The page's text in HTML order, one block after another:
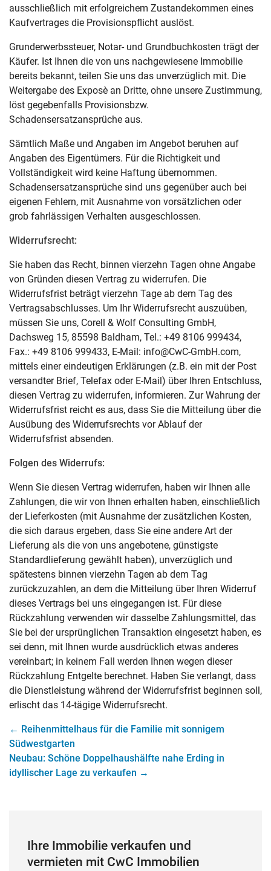
ausschließlich mit erfolgreichem Zustandekommen eines
Kaufvertrages die Provisionspflicht auslöst.
Grunderwerbssteuer, Notar- und Grundbuchkosten trägt der
Käufer. Ist Ihnen die von uns nachgewiesene Immobilie
bereits bekannt, teilen Sie uns das unverzüglich mit. Die
Weitergabe des Exposè an Dritte, ohne unsere Zustimmung,
löst gegebenfalls Provisionsbzw.
Schadensersatzansprüche aus.
Sämtlich Maße und Angaben im Angebot beruhen auf
Angaben des Eigentümers. Für die Richtigkeit und
Vollständigkeit wird keine Haftung übernommen.
Schadensersatzansprüche sind uns gegenüber auch bei
eigenen Fehlern, mit Ausnahme von vorsätzlichen oder
grob fahrlässigen Verhalten ausgeschlossen.
Widerrufsrecht:
Sie haben das Recht, binnen vierzehn Tagen ohne Angabe
von Gründen diesen Vertrag zu widerrufen. Die
Widerrufsfrist beträgt vierzehn Tage ab dem Tag des
Vertragsabschlusses. Um Ihr Widerrufsrecht auszuüben,
müssen Sie uns, Corell & Wolf Consulting GmbH,
Dachsweg 15, 85598 Baldham, Tel.: +49 8106 999434,
Fax.: +49 8106 999433, E-Mail: info@CwC-GmbH.com,
mittels einer eindeutigen Erklärungen (z.B. ein mit der Post
versandter Brief, Telefax oder E-Mail) über Ihren Entschluss,
diesen Vertrag zu widerrufen, informieren. Zur Wahrung der
Widerrufsfrist reicht es aus, dass Sie die Mitteilung über die
Ausübung des Widerrufsrechts vor Ablauf der
Widerrufsfrist absenden.
Folgen des Widerrufs:
Wenn Sie diesen Vertrag widerrufen, haben wir Ihnen alle
Zahlungen, die wir von Ihnen erhalten haben, einschließlich
der Lieferkosten (mit Ausnahme der zusätzlichen Kosten,
die sich daraus ergeben, dass Sie eine andere Art der
Lieferung als die von uns angebotene, günstigste
Standardlieferung gewählt haben), unverzüglich und
spätestens binnen vierzehn Tagen ab dem Tag
zurückzuzahlen, an dem die Mitteilung über Ihren Widerruf
dieses Vertrags bei uns eingegangen ist. Für diese
Rückzahlung verwenden wir dasselbe Zahlungsmittel, das
Sie bei der ursprünglichen Transaktion eingesetzt haben, es
sei denn, mit Ihnen wurde ausdrücklich etwas anderes
vereinbart; in keinem Fall werden Ihnen wegen dieser
Rückzahlung Entgelte berechnet. Haben Sie verlangt, dass
die Dienstleistung während der Widerrufsfrist beginnen soll,
erlischt das 14-tägige Widerrufsrecht.
← Reihenmittelhaus für die Familie mit sonnigem
Südwestgarten
Neubau: Schöne Doppelhaushälfte nahe Erding in
idyllischer Lage zu verkaufen →
Ihre Immobilie verkaufen und
vermieten mit CwC Immobilien